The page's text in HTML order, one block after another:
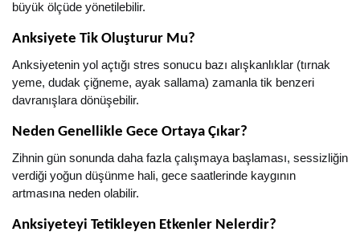
büyük ölçüde yönetilebilir.
Anksiyete Tik Oluşturur Mu?
Anksiyetenin yol açtığı stres sonucu bazı alışkanlıklar (tırnak
yeme, dudak çiğneme, ayak sallama) zamanla tik benzeri
davranışlara dönüşebilir.
Neden Genellikle Gece Ortaya Çıkar?
Zihnin gün sonunda daha fazla çalışmaya başlaması, sessizliğin
verdiği yoğun düşünme hali, gece saatlerinde kaygının
artmasına neden olabilir.
Anksiyeteyi Tetikleyen Etkenler Nelerdir?